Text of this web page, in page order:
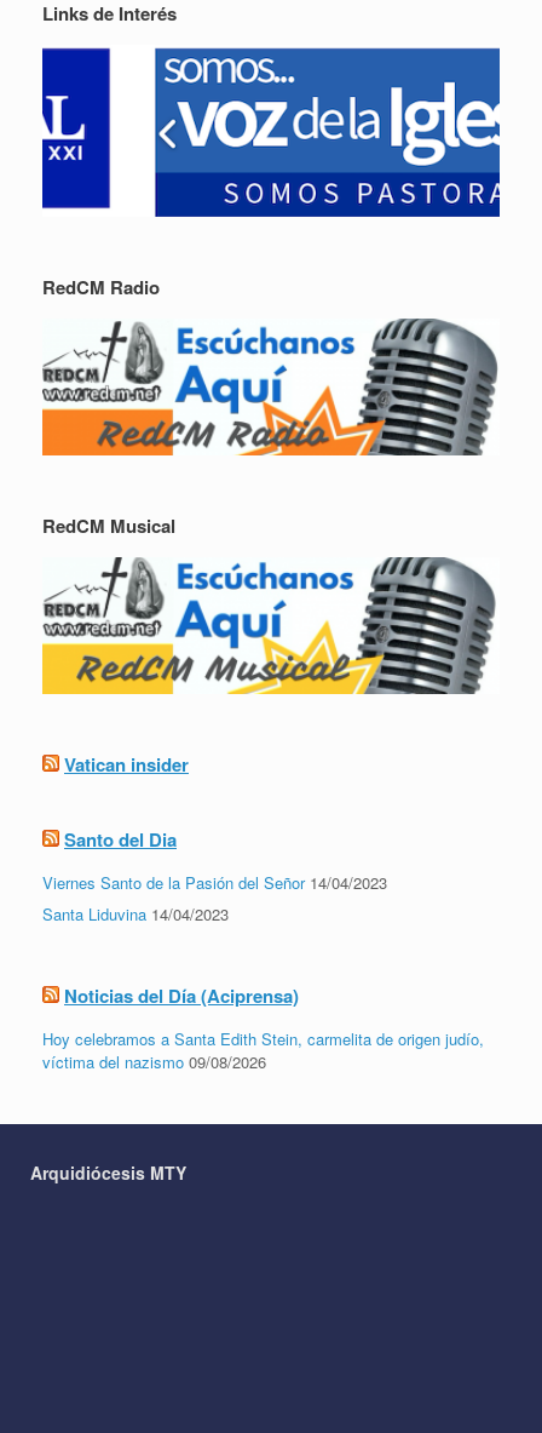
Links de Interés
RedCM Radio
RedCM Musical
Vatican insider
Santo del Dia
Viernes Santo de la Pasión del Señor 14/04/2023
Santa Liduvina 14/04/2023
Noticias del Día (Aciprensa)
Hoy celebramos a Santa Edith Stein, carmelita de origen judío,
víctima del nazismo 09/08/2026
Arquidiócesis MTY